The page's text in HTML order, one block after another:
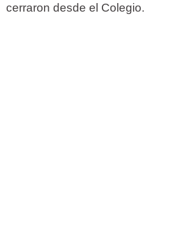
cerraron desde el Colegio.